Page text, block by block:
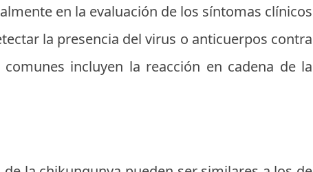
en la evaluación de los síntomas clínicos
la presencia del virus o anticuerpos contra
incluyen la reacción en cadena de la